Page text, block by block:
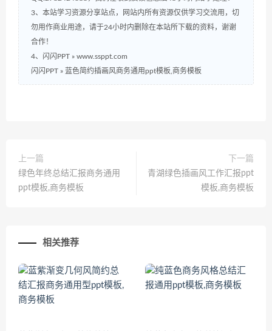
3、本站学习资源分享站点，网站内所有资源仅供学习交流用，切
勿用作商业用途，请于24小时内删除在本站所下载的资料，谢谢
合作！
4、闪闪PPT » www.ssppt.com
闪闪PPT » 蓝色简约插画风商务通用ppt模板,商务模板
上一篇
绿色年终总结汇报商务通用
ppt模板,商务模板
下一篇
青湖绿色插画风工作汇报ppt
模板,商务模板
相关推荐